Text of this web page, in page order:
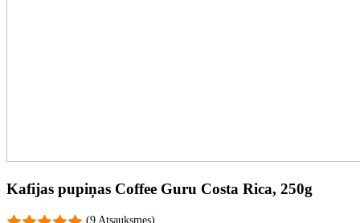
Kafijas pupiņas Coffee Guru Costa Rica, 250g
(9 Atsauksmes)